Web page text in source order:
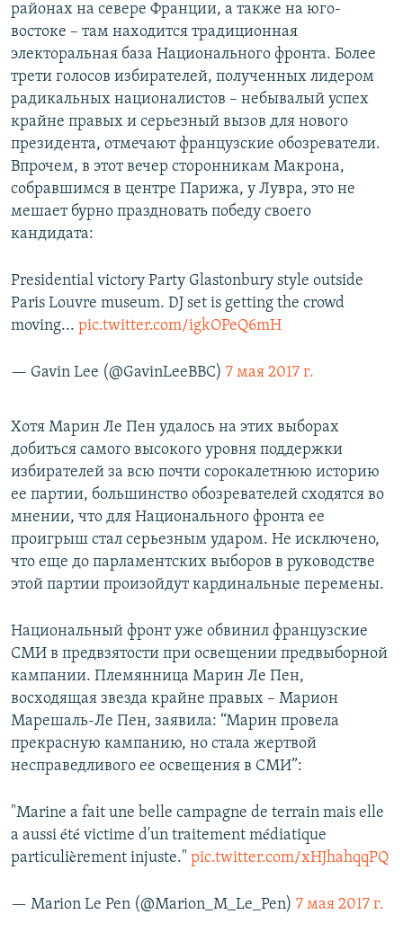
районах на севере Франции, а также на юго-
востоке – там находится традиционная
электоральная база Национального фронта. Более
трети голосов избирателей, полученных лидером
радикальных националистов – небывалый успех
крайне правых и серьезный вызов для нового
президента, отмечают французские обозреватели.
Впрочем, в этот вечер сторонникам Макрона,
собравшимся в центре Парижа, у Лувра, это не
мешает бурно праздновать победу своего
кандидата:
Presidential victory Party Glastonbury style outside
Paris Louvre museum. DJ set is getting the crowd
moving... pic.twitter.com/igkOPeQ6mH
— Gavin Lee (@GavinLeeBBC) 7 мая 2017 г.
Хотя Марин Ле Пен удалось на этих выборах
добиться самого высокого уровня поддержки
избирателей за всю почти сорокалетнюю историю
ее партии, большинство обозревателей сходятся во
мнении, что для Национального фронта ее
проигрыш стал серьезным ударом. Не исключено,
что еще до парламентских выборов в руководстве
этой партии произойдут кардинальные перемены.
Национальный фронт уже обвинил французские
СМИ в предвзятости при освещении предвыборной
кампании. Племянница Марин Ле Пен,
восходящая звезда крайне правых – Марион
Марешаль-Ле Пен, заявила: “Марин провела
прекрасную кампанию, но стала жертвой
несправедливого ее освещения в СМИ”:
"Marine a fait une belle campagne de terrain mais elle
a aussi été victime d'un traitement médiatique
particulièrement injuste." pic.twitter.com/xHJhahqqPQ
— Marion Le Pen (@Marion_M_Le_Pen) 7 мая 2017 г.